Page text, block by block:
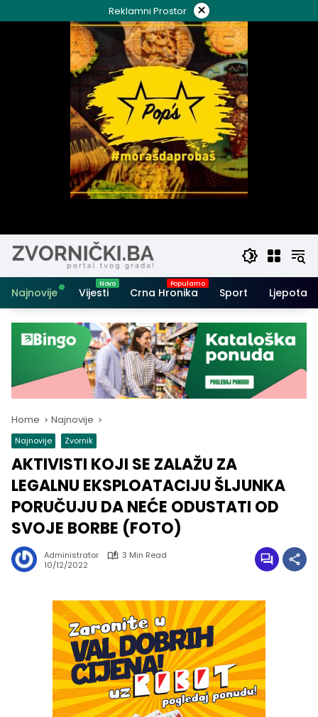
to
Reklamni Prostor ×
Najnovije Vijesti Crna Hronika Sport Ljepota i
Home Najnovije
Najnovije Zvornik
AKTIVISTI KOJI SE ZALAŽU ZA
LEGALNU EKSPLOATACIJU ŠLJUNKA
PORUČUJU DA NEĆE ODUSTATI OD
SVOJE BORBE (FOTO)
Administrator
3 Min Read
10/12/2022